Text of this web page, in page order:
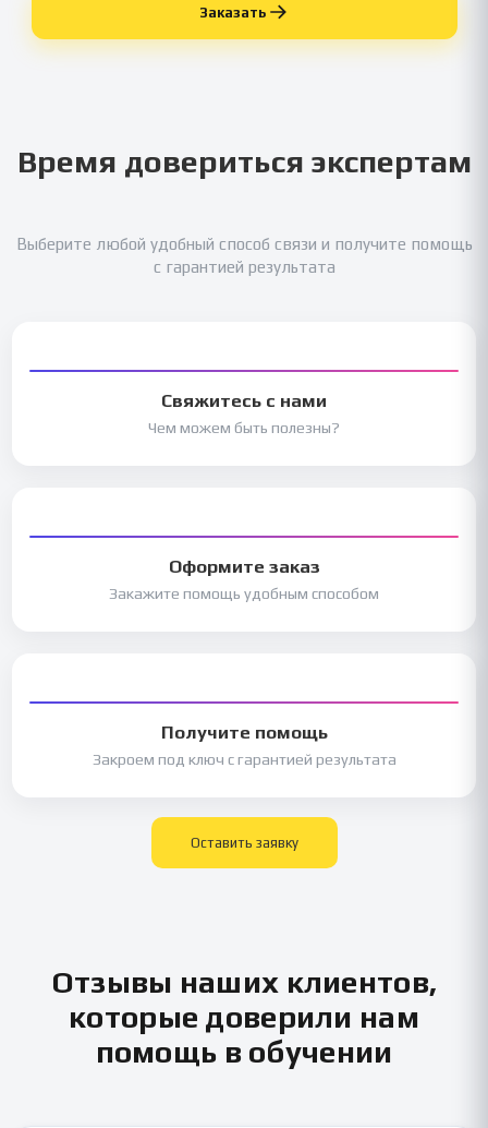
Заказать
Время довериться экспертам
Выберите любой удобный способ связи и получите помощь
с гарантией результата
Свяжитесь с нами
Чем можем быть полезны?
Оформите заказ
Закажите помощь удобным способом
Получите помощь
Закроем под ключ с гарантией результата
Оставить заявку
Отзывы наших клиентов,
которые доверили нам
помощь в обучении